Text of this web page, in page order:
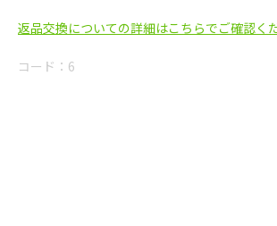
返品交換についての詳細はこちらでご確認く
コード： 6